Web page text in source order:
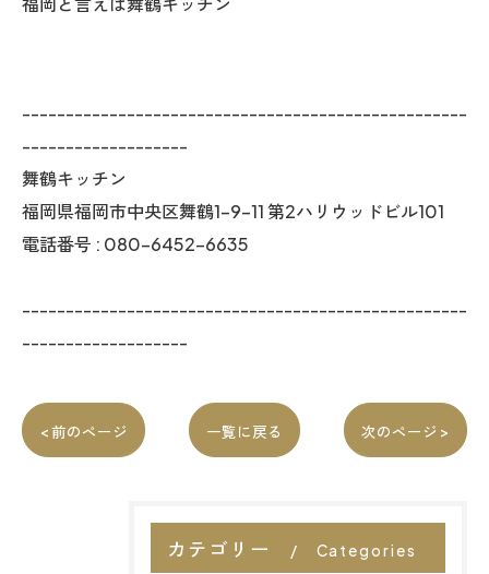
---------------------------------------------------
-------------------
舞鶴キッチン
福岡県福岡市中央区舞鶴1-9-11 第2ハリウッドビル101
電話番号 : 080-6452-6635
---------------------------------------------------
-------------------
< 前のページ 一覧に戻る 次のページ >
カテゴリー Categories